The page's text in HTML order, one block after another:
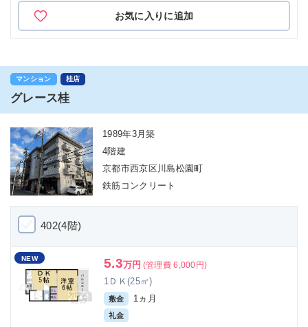
お気に入りに追加
マンション 桂店
グレース桂
1989年3月築
4階建
京都市西京区川島松園町
鉄筋コンクリート
402(4階)
NEW 5.3万円 (管理費 6,000円)
1ＤＫ(25㎡)
敷金 1ヵ月
礼金